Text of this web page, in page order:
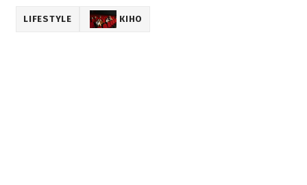
LIFESTYLE КІНО